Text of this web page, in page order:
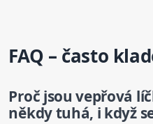
FAQ – často
Proč jsou vepřová
někdy tuhá, i když